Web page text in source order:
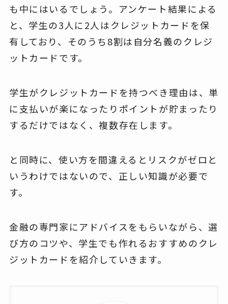
も中にはいるでしょう。アンケート結果による
と、学生の3人に2人はクレジットカードを保
有しており、そのうち8割は自分名義のクレジ
ットカードです。
学生がクレジットカードを持つべき理由は、単
に支払いが楽になったりポイントが貯まったり
するだけではなく、複数存在します。
と同時に、使い方を間違えるとリスクがゼロと
いうわけではないので、正しい知識が必要で
す。
金融の専門家にアドバイスをもらいながら、選
び方のコツや、学生でも作れるおすすめのクレ
ジットカードを紹介していきます。